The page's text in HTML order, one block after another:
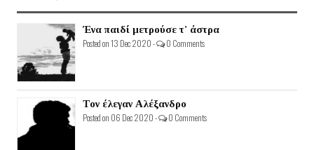
Ένα παιδί μετρούσε τ' άστρα
Posted on 13 Dec 2020 - 0 Comments
Τον έλεγαν Αλέξανδρο
Posted on 06 Dec 2020 - 0 Comments